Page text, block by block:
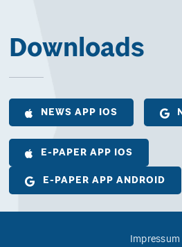
Downloads
NEWS APP IOS
E-PAPER APP IOS
E-PAPER APP ANDROID
Impressum